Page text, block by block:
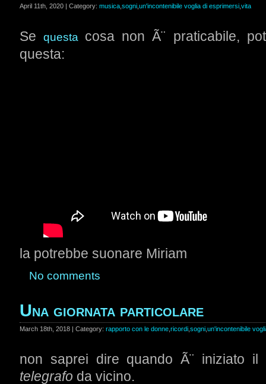
April 11th, 2020 | Category: musica sogni un'incontenibile voglia di esprimersi vita
Sequesta cosa non Ã¨ praticabile,
questa:
la potrebbe suonare Miriam
No comments
Una giornata particolare
March 18th, 2018 | Category: rapporto con le donne ricordi sogni un'incontenibile
non saprei dire quando Ã¨ iniziato
telegrafo da vicino.